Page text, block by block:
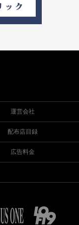
運営会社
配布店目録
広告料金